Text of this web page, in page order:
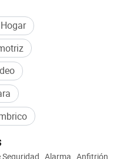
Ltd es un fabricante líder e
completa de productos y
,Alarma ,Anfitrión